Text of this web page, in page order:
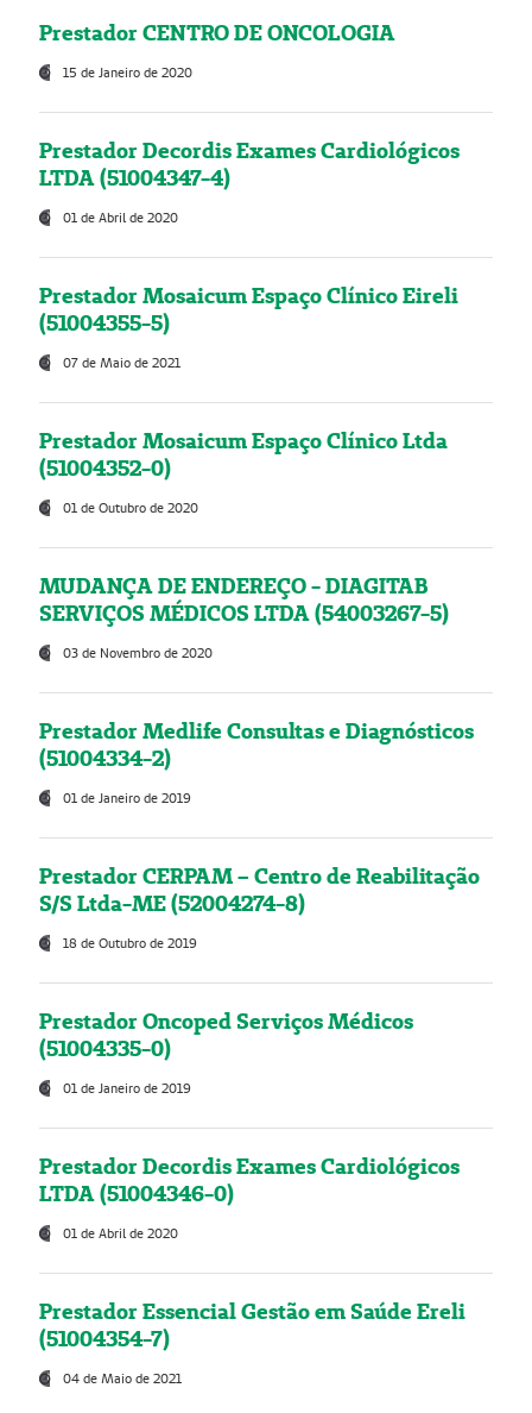
Prestador CENTRO DE ONCOLOGIA
15 de Janeiro de 2020
Prestador Decordis Exames Cardiológicos
LTDA (51004347-4)
01 de Abril de 2020
Prestador Mosaicum Espaço Clínico Eireli
(51004355-5)
07 de Maio de 2021
Prestador Mosaicum Espaço Clínico Ltda
(51004352-0)
01 de Outubro de 2020
MUDANÇA DE ENDEREÇO - DIAGITAB
SERVIÇOS MÉDICOS LTDA (54003267-5)
03 de Novembro de 2020
Prestador Medlife Consultas e Diagnósticos
(51004334-2)
01 de Janeiro de 2019
Prestador CERPAM – Centro de Reabilitação
S/S Ltda-ME (52004274-8)
18 de Outubro de 2019
Prestador Oncoped Serviços Médicos
(51004335-0)
01 de Janeiro de 2019
Prestador Decordis Exames Cardiológicos
LTDA (51004346-0)
01 de Abril de 2020
Prestador Essencial Gestão em Saúde Ereli
(51004354-7)
04 de Maio de 2021